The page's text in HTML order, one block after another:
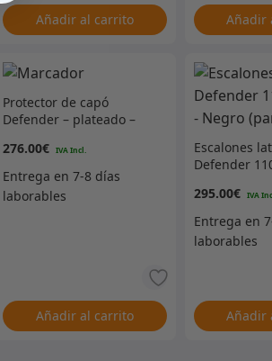
Añadir al carrito Añadir
Protector de capó
Defender – plateado –
276.00€
Añadir al carrito
Escalones
Defender
295.00€
Añadir